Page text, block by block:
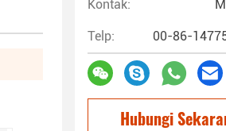
Kontak:
Telp: 00-86-
Hubungi